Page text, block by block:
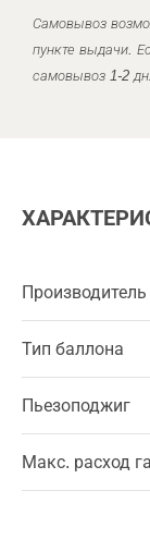
Самовывоз
пункте выдачи.
самовывоз 1-2
Производитель
Тип баллона
Пьезоподжиг
Макс. расход